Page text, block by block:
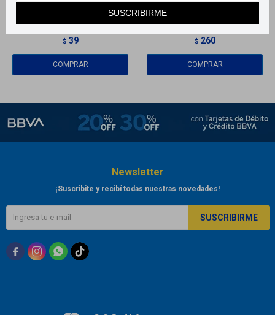
SUSCRIBIRME
Colgate Plax Ice Infinity
enjuague bucal 60 ml
$ 39
Enjuague Bucal Den3 Diario
Menta 310ml
$ 260
Newsletter
¡Suscribite y recibí todas nuestras novedades!
SUSCRIBIRME
  